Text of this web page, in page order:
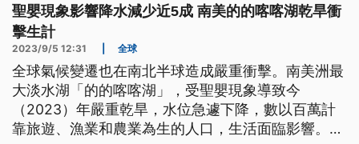
聖嬰現象影響降水減少近5成 南美的的喀喀湖乾旱衝
擊生計
2023/9/5 12:31 全球
全球氣候變遷也在南北半球造成嚴重衝擊。南美洲最
大淡水湖「的的喀喀湖」，受聖嬰現象導致今
（2023）年嚴重乾旱，水位急遽下降，數以百萬計
靠旅遊、漁業和農業為生的人口，生活面臨影響。而